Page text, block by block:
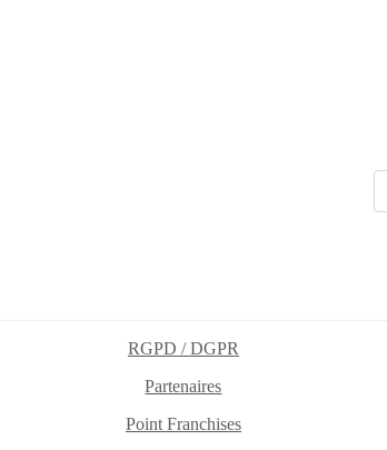
RGPD / DGPR
Partenaires
Point Franchises